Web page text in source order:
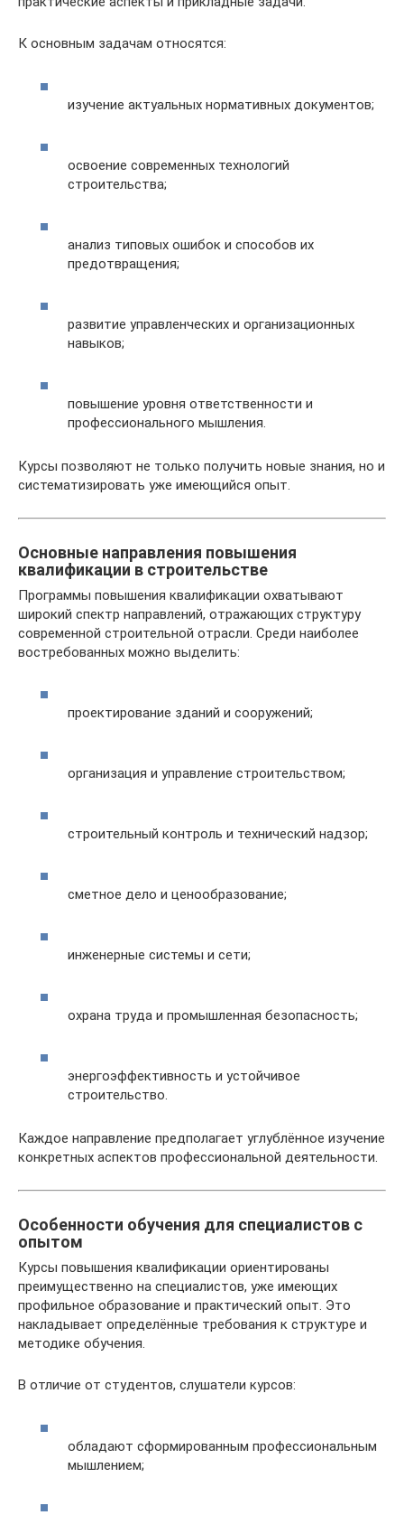
К основным задачам относятся:
изучение актуальных нормативных документов;
освоение современных технологий
строительства;
анализ типовых ошибок и способов их
предотвращения;
развитие управленческих и организационных
навыков;
повышение уровня ответственности и
профессионального мышления.
Курсы позволяют не только получить новые знания, но и
систематизировать уже имеющийся опыт.
Основные направления повышения
квалификации в строительстве
Программы повышения квалификации охватывают
широкий спектр направлений, отражающих структуру
современной строительной отрасли. Среди наиболее
востребованных можно выделить:
проектирование зданий и сооружений;
организация и управление строительством;
строительный контроль и технический надзор;
сметное дело и ценообразование;
инженерные системы и сети;
охрана труда и промышленная безопасность;
энергоэффективность и устойчивое
строительство.
Каждое направление предполагает углублённое изучение
конкретных аспектов профессиональной деятельности.
Особенности обучения для специалистов с
опытом
Курсы повышения квалификации ориентированы
преимущественно на специалистов, уже имеющих
профильное образование и практический опыт. Это
накладывает определённые требования к структуре и
методике обучения.
В отличие от студентов, слушатели курсов:
обладают сформированным профессиональным
мышлением;